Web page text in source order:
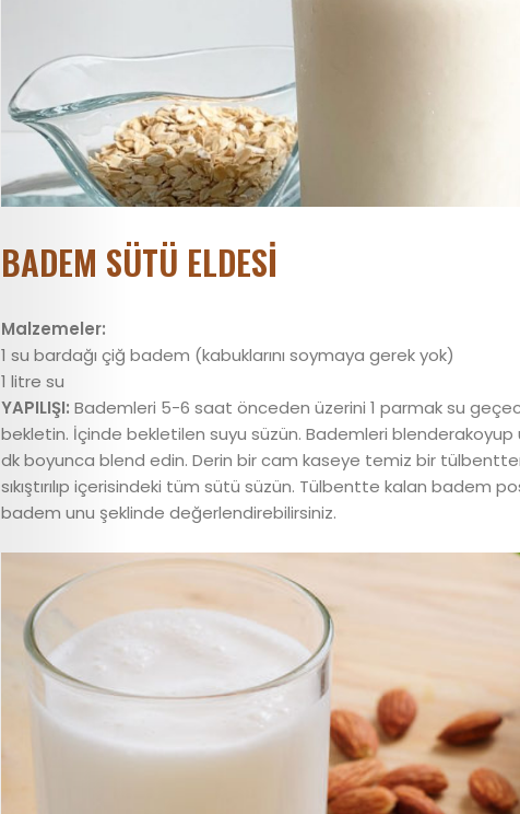
E
dergi
Çocuk
Sağlığı
Çocuk
Gelişimi
Anne
Sağlığı
Beslenme
BADEM SÜTÜ ELDESİ
Malzemeler:
1 su bardağı çiğ badem (kabuklarını soymaya gerek yok)
1 litre su
YAPILIŞI: Bademleri 5-6 saat önceden üzerini 1 parmak su
bekletin. İçinde bekletilen suyu süzün. Bademleri blenderakoyup
dk boyunca blend edin. Derin bir cam kaseye temiz bir
sıkıştırılıp içerisindeki tüm sütü süzün. Tülbentte kalan badem
badem unu şeklinde değerlendirebilirsiniz.